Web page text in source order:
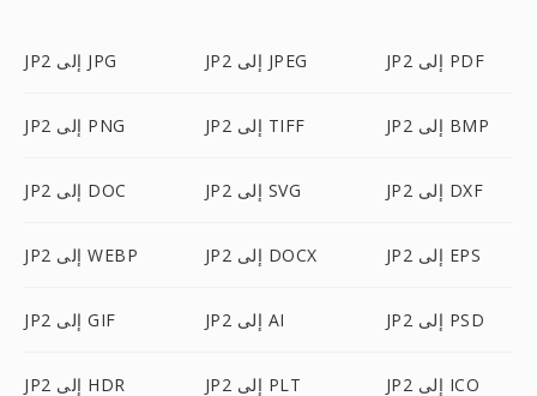
JP2 إلى JPG JP2 إلى JPEG JP2 إلى PDF
JP2 إلى PNG JP2 إلى TIFF JP2 إلى BMP
JP2 إلى DOC JP2 إلى SVG JP2 إلى DXF
JP2 إلى WEBP JP2 إلى DOCX JP2 إلى EPS
JP2 إلى GIF JP2 إلى AI JP2 إلى PSD
JP2 إلى HDR JP2 إلى PLT JP2 إلى ICO